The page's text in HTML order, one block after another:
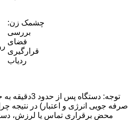
چشمک زن:
بررسی
فضای
قرارگیری
ردیاب
توجه: دستگاه
صرفه جویی انرژی و اعتبار) در نتیجه
محض برقراری تماس یا لرزش،